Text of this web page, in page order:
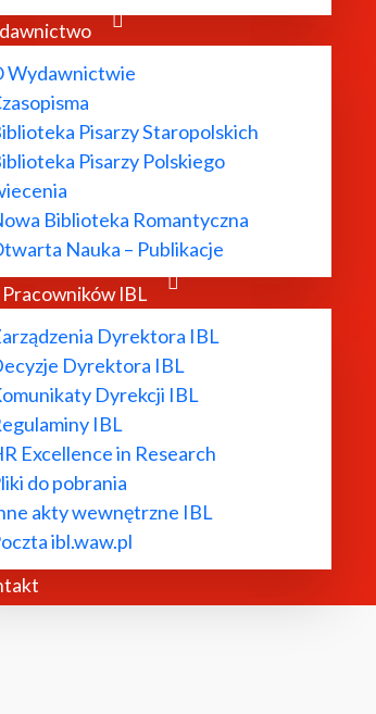
Wydawnictwie
Pisarzy Staropolskich
Pisarzy Polskiego
Biblioteka Romantyczna
Nauka – Publikacje
Pracowników IBL
Dyrektora IBL
Dyrektora IBL
Dyrekcji IBL
IBL
Excellence in Research
do pobrania
akty wewnętrzne IBL
ibl.waw.pl